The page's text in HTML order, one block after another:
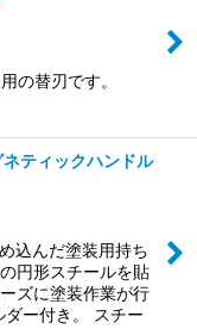
の替刃です。
ティックハンドル
込んだ塗装用持ち
円形スチールを貼
ズに塗装作業が行
ー付き。 スチー